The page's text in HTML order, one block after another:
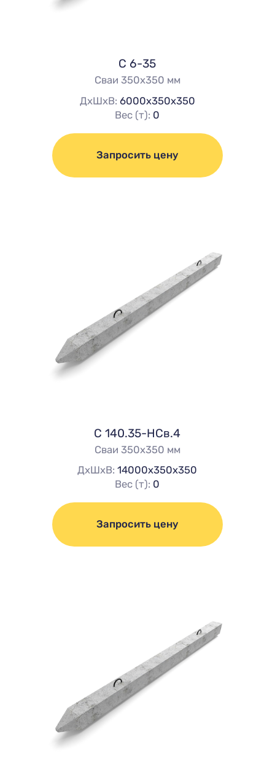
С 6-35
Сваи 350х350 мм
ДхШхВ: 6000х350х350
Вес (т): 0
Запросить цену
C 140.35-НСв.4
Сваи 350х350 мм
ДхШхВ:14000х350х350
Вес (т): 0
Запросить цену